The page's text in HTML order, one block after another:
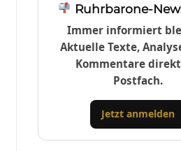
Ruhrbarone-
Immer informiert
Aktuelle Texte,
Kommentare
Postfach.
Jetzt anmelden